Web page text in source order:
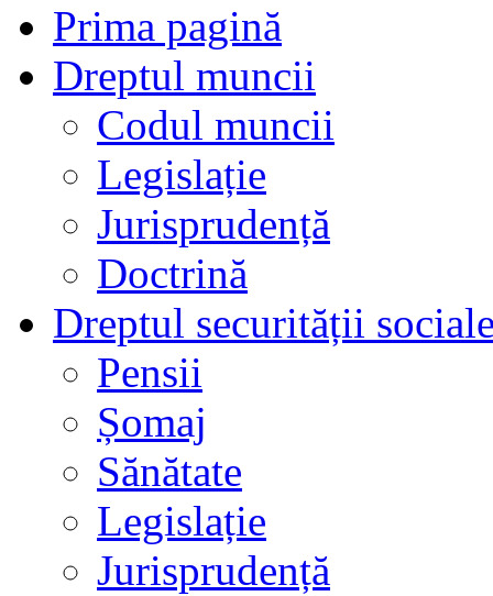
Prima pagină
Dreptul muncii
Codul muncii
Legislație
Jurisprudență
Doctrină
Dreptul securității
Pensii
Șomaj
Sănătate
Legislație
Jurisprudență